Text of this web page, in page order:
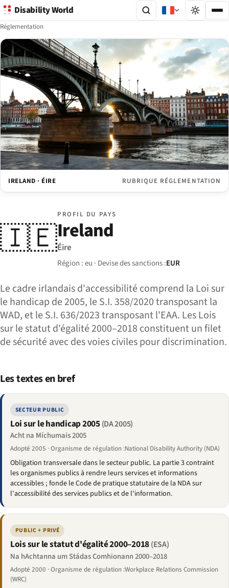
Disability World
Réglementation
IRELAND · ÉIRE RUBRIQUE RÉGLEMENTATION
🇮🇪
PROFIL DU PAYS
Ireland
Éire
Région : eu · Devise des sanctions :EUR
Le cadre irlandais d'accessibilité comprend la Loi sur
le handicap de 2005, le S.I. 358/2020 transposant la
WAD, et le S.I. 636/2023 transposant l'EAA. Les Lois
sur le statut d'égalité 2000–2018 constituent un filet
de sécurité avec des voies civiles pour discrimination.
Les textes en bref
SECTEUR PUBLIC
Loi sur le handicap 2005(DA 2005)
Acht na Míchumais 2005
Adopté 2005 · Organisme de régulation :National Disability Authority (NDA)
Obligation transversale dans le secteur public. La partie 3 contraint
les organismes publics à rendre leurs services et informations
accessibles ; fonde le Code de pratique statutaire de la NDA sur
l'accessibilité des services publics et de l'information.
PUBLIC + PRIVÉ
Lois sur le statut d'égalité 2000–2018(ESA)
Na hAchtanna um Stádas Comhionann 2000–2018
Adopté 2000 · Organisme de régulation :Workplace Relations Commission
(WRC)